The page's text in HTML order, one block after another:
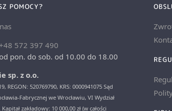
POMOCY?
+48 572 397 490
pon. do sob. od 10.00 do 18.00
sp. z o.o.
REGON: 520769790, KRS: 0000941075 Sąd
Fabrycznej we Wrocławiu, VI Wydział
zakładowy: 10 000,00 zł (w całości